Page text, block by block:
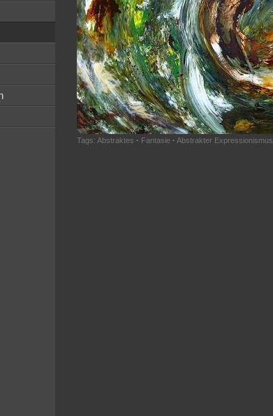
Tags: Abstraktes · Fantasie · Abstrakter Expressionismus